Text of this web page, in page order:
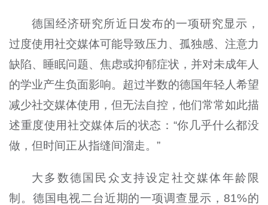
德国经济研究所近日发布的一项研究显示，
过度使用社交媒体可能导致压力、孤独感、注意力
缺陷、睡眠问题、焦虑或抑郁症状，并对未成年人
的学业产生负面影响。超过半数的德国年轻人希望
减少社交媒体使用，但无法自控，他们常常如此描
述重度使用社交媒体后的状态：“你几乎什么都没
做，但时间正从指缝间溜走。”
大多数德国民众支持设定社交媒体年龄限
制。德国电视二台近期的一项调查显示，81%的